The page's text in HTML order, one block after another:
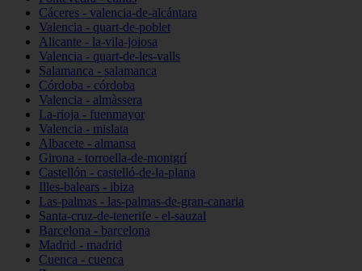
Cáceres - valencia-de-alcántara
Valencia - quart-de-poblet
Alicante - la-vila-joiosa
Valencia - quart-de-les-valls
Salamanca - salamanca
Córdoba - córdoba
Valencia - almàssera
La-rioja - fuenmayor
Valencia - mislata
Albacete - almansa
Girona - torroella-de-montgrí
Castellón - castelló-de-la-plana
Illes-balears - ibiza
Las-palmas - las-palmas-de-gran-canaria
Santa-cruz-de-tenerife - el-sauzal
Barcelona - barcelona
Madrid - madrid
Cuenca - cuenca